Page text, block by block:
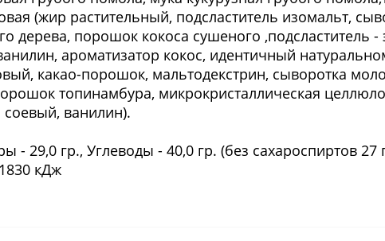
(жир растительный, подсластитель изомальт,
дерева, порошок кокоса сушеного ,подсластитель -
ароматизатор кокос, идентичный
какао-порошок, мальтодекстрин, сыворотка
топинамбура, микрокристаллическая
соевый, ванилин).
- 29,0 гр., Углеводы - 40,0 гр. (без сахароспиртов 27
кДж